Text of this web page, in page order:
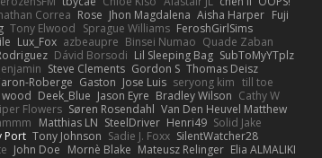
Correa Rose Jhon Magdalena Aisha Harper Fuji
Tony Elwood Sprague Williams FeroshGirlSims
Lux_Fox azbeaupre Binsei Numao Quade Zaban
Dávid Borsodi Lil Sleeping Bag SubToMyYTplz
Steve Clements Gordon S Thomas Deisz
Roberge Gaston Jose Luis seryong kim till toe
wood Deek_Blue Jason Eyre Bradley Wilson Cathy W
Flowers Søren Rosendahl Van Den Heuvel Matthew
Matthias LN SteelDriver Henri49 Solid Jake
Port Tony Johnson Sadie J. Foxx SilentWatcher28
John Doe Mornè Blake Mateusz Relinger Elia ALMALIKI